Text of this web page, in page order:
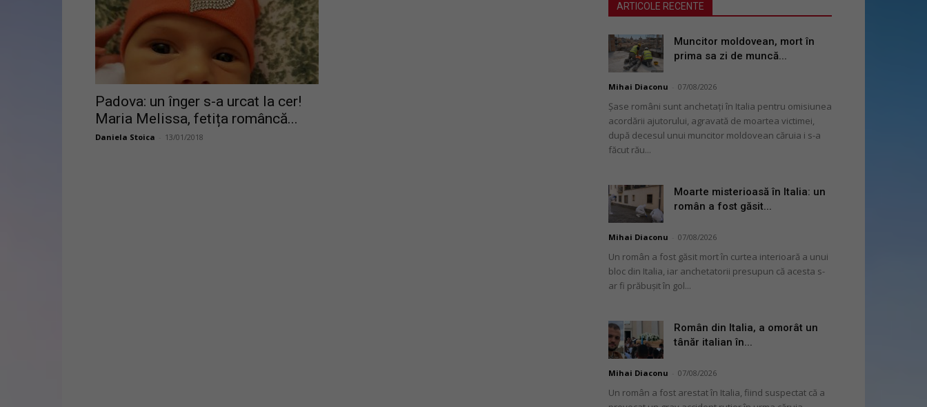
Padova: un înger s-a urcat la cer!
Maria Melissa, fetița româncă...
Daniela Stoica 13/01/2018
ARTICOLE RECENTE
Muncitor moldovean, mort în
prima sa zi de muncă...
Mihai Diaconu 07/08/2026
Șase români sunt anchetați în Italia pentru omisiunea
acordării ajutorului, agravată de moartea victimei,
după decesul unui muncitor moldovean căruia i s-a
făcut rău...
Moarte misterioasă în Italia: un
român a fost găsit...
Mihai Diaconu 07/08/2026
Un român a fost găsit mort în curtea interioară a unui
bloc din Italia, iar anchetatorii presupun că acesta s-
ar fi prăbușit în gol...
Român din Italia, a omorât un
tânăr italian în...
Mihai Diaconu 07/08/2026
Un român a fost arestat în Italia, fiind suspectat că a